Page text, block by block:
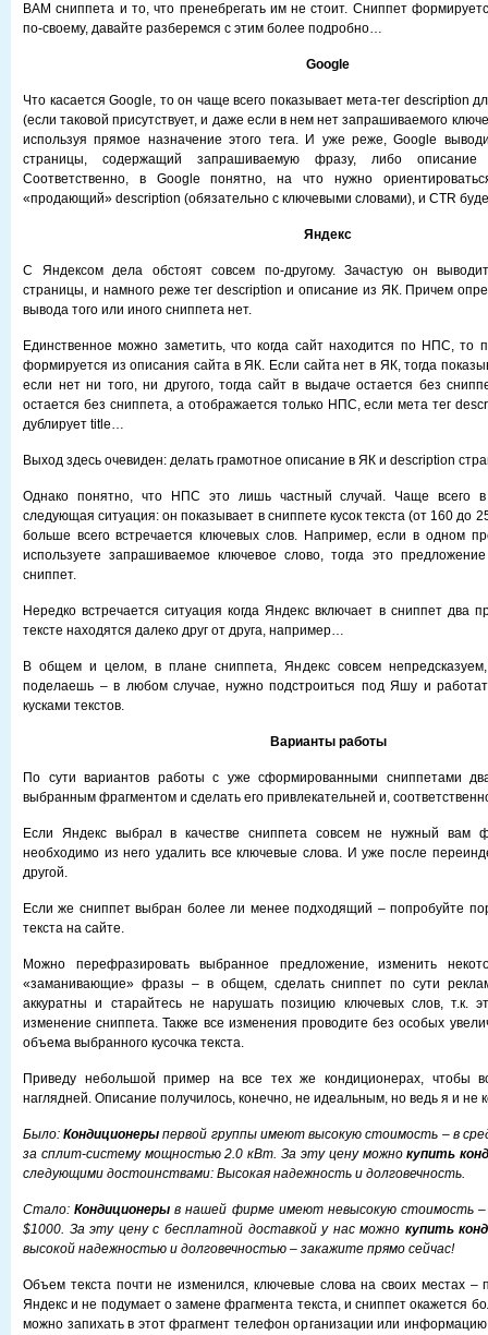
ВАМ сниппета и то, что пренебрегать им не стоит. Сниппет
по-своему, давайте разберемся с этим более подробно…
Google
Что касается Google, то он чаще всего показывает мета-тег description
(если таковой присутствует, и даже если в нем нет запрашиваемого
используя прямое назначение этого тега. И уже реже, Google
страницы, содержащий запрашиваемую фразу, либо описание
Соответственно, в Google понятно, на что нужно
«продающий» description (обязательно с ключевыми словами), и CTR
Яндекс
С Яндексом дела обстоят совсем по-другому. Зачастую он
страницы, и намного реже тег description и описание из ЯК. Причем
вывода того или иного сниппета нет.
Единственное можно заметить, что когда сайт находится по НПС, то
формируется из описания сайта в ЯК. Если сайта нет в ЯК, тогда
если нет ни того, ни другого, тогда сайт в выдаче остается без
остается без сниппета, а отображается только НПС, если мета тег
дублирует title…
Выход здесь очевиден: делать грамотное описание в ЯК и description
Однако понятно, что НПС это лишь частный случай. Чаще всего в
следующая ситуация: он показывает в сниппете кусок текста (от 160 до
больше всего встречается ключевых слов. Например, если в одном
используете запрашиваемое ключевое слово, тогда это
сниппет.
Нередко встречается ситуация когда Яндекс включает в сниппет два
тексте находятся далеко друг от друга, например…
В общем и целом, в плане сниппета, Яндекс совсем
поделаешь – в любом случае, нужно подстроиться под Яшу и
кусками текстов.
Варианты работы
По сути вариантов работы с уже сформированными сниппетами
выбранным фрагментом и сделать его привлекательней и,
Если Яндекс выбрал в качестве сниппета совсем не нужный вам
необходимо из него удалить все ключевые слова. И уже после
другой.
Если же сниппет выбран более ли менее подходящий – попробуйте
текста на сайте.
Можно перефразировать выбранное предложение, изменить
«заманивающие» фразы – в общем, сделать сниппет по сути
аккуратны и старайтесь не нарушать позицию ключевых слов, т.к.
изменение сниппета. Также все изменения проводите без особых
объема выбранного кусочка текста.
Приведу небольшой пример на все тех же кондиционерах, чтобы
наглядней. Описание получилось, конечно, не идеальным, но ведь я и не
Было:Кондиционеры первой группы имеют высокую стоимость – в
за сплит-систему мощностью 2.0 кВт. За эту цену можнокупить
следующими достоинствами: Высокая надежность и долговечность.
Стало:Кондиционеры в нашей фирме имеют невысокую стоимость
$1000. За эту цену с бесплатной доставкой у нас можно купить
высокой надежностью и долговечностью – закажите прямо сейчас!
Объем текста почти не изменился, ключевые слова на своих местах –
Яндекс и не подумает о замене фрагмента текста, и сниппет окажется
можно запихать в этот фрагмент телефон организации или информацию